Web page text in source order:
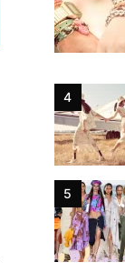
4
5